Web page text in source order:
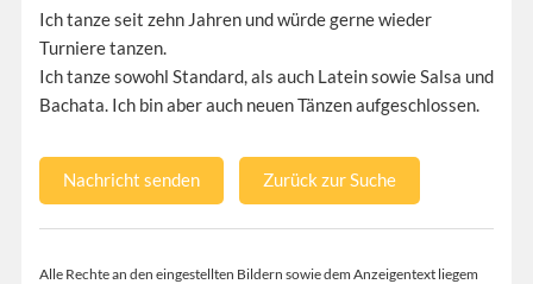
Ich tanze seit zehn Jahren und würde gerne wieder
Turniere tanzen.
Ich tanze sowohl Standard, als auch Latein sowie Salsa und
Bachata. Ich bin aber auch neuen Tänzen aufgeschlossen.
Nachricht senden Zurück zur Suche
Alle Rechte an den eingestellten Bildern sowie dem Anzeigentext liegem